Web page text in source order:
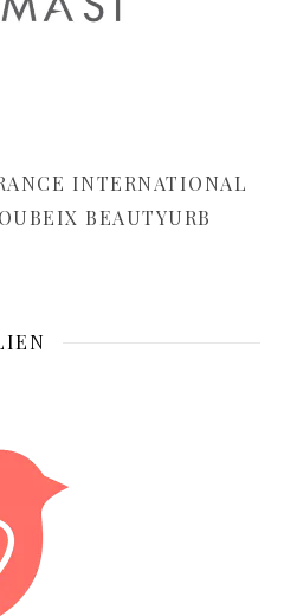
INTERNATIONAL
BEAUTYURB